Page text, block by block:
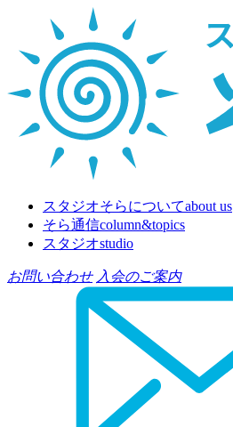
スタジオそらについてabout us
そら通信column&topics
スタジオstudio
お問い合わせ 入会のご案内